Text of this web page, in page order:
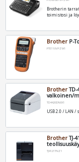
Brotherin
toimistosi ja
Brother P-
PTE110VPZW1
Brother
valkoinen/
TD4420DNXX1
USB 2.0 / LAN /
BrotherTJ-
TJ4121TNZ1